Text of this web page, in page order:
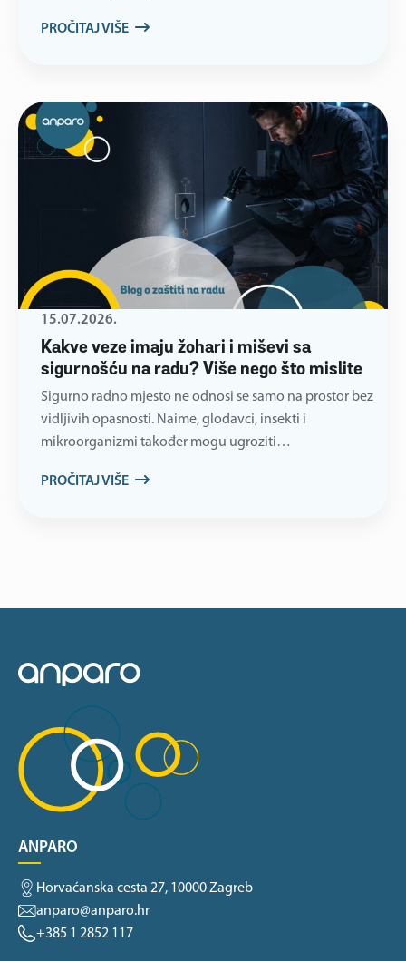
PROČITAJ VIŠE
Kakve veze imaju žohari i miševi sa
sigurnošću na radu? Više nego što mislite
15.07.2026.
Sigurno radno mjesto ne odnosi se samo na prostor bez
vidljivih opasnosti. Naime, glodavci, insekti i
mikroorganizmi također mogu ugroziti…
PROČITAJ VIŠE
ANPARO
Horvaćanska cesta 27, 10000 Zagreb
anparo@anparo.hr
+385 1 2852 117